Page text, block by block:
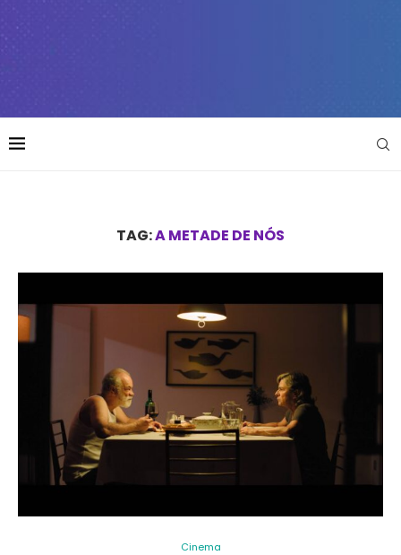
TAG:A METADE DE NÓS
Cinema